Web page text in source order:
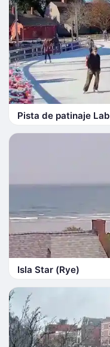
Pista de patinaje
Isla Star (Rye)